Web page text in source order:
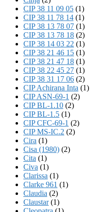
CIP 38 11 09 05 (1)
CIP 38 11 78 14 (1)
CIP 38 13 78 07 (1)
CIP 38 13 78 18 (2)
CIP 38 14 03 22 (1)
CIP 38 21 46 15 (1)
CIP 38 21 47 18 (1)
CIP 38 22 45 27 (1)
CIP 38 31 17 06 (2)
CIP Achirana Inta (1)
CIP ASN-69-1 (2)
CIP BL-1.10 (2)
CIP BL-1.5 (1)
CIP CFC-69-1 (2)
CIP MS-IC.2 (2)
Cira (1)
Cisa (1980) (2)
Cita (1)
Civa (1)
Clarissa (1)
Clarke 961 (1)
Claudia (2)
Claustar(1)